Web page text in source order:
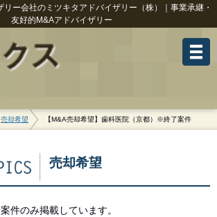
ー会社のミツキタアドバイザリー（株）｜事業承継・
友好的M&Aアドバイザリー
売却希望 【M&A売却希望】歯科医院（京都）※終了案件
売却希望
件のみ掲載しています。